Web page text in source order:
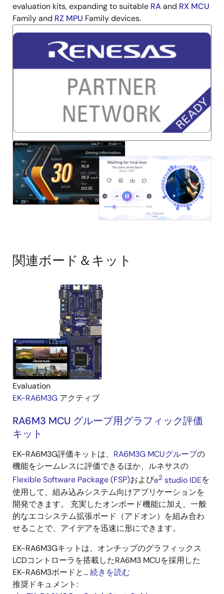
evaluation kits, expanding to suitable RAand RX MCU
Family and RZ MPU Family devices.
画
像
関連ボード＆キット
Evaluation
EK-RA6M3G アクティブ
RA6M3 MCU グループ用グラフィック評価
キット
EK-RA6M3G評価キットは、 RA6M3G MCUグループの
機能をシームレスに評価できるほか、ルネサスの
Flexible Software Package (FSP)およびe2 studio IDEを
使用して、組み込みシステム向けアプリケーションを
開発できます。 充実したオンボード機能に加え、一般
的なエコシステム拡張ボード（アドオン）を組み合わ
せることで、アイデアを迅速に形にできます。
EK-RA6M3Gキットは、オンチップのグラフィックス
LCDコントローラを搭載したRA6M3 MCUを採用した
EK-RA6M3ボードと...続きを読む
推奨ドキュメント: